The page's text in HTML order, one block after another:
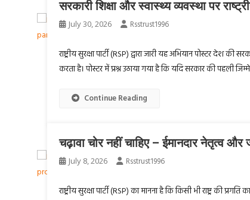
सरकारी शिक्षा और स्वास्थ्य व्यवस्था पर
July 30, 2026 Rsstrust1996
राष्ट्रीय सुरक्षा पार्टी (RSP) द्वारा जारी यह अभियान पोस्टर
करता है। पोस्टर में प्रश्न उठाया गया है कि यदि सरकार की पहली
Continue Reading
चढ़ावा चोर नहीं चाहिए – ईमानदार नेतृत्व और
July 8, 2026 Rsstrust1996
राष्ट्रीय सुरक्षा पार्टी (RSP) का मानना है कि किसी भी राष्ट्र की